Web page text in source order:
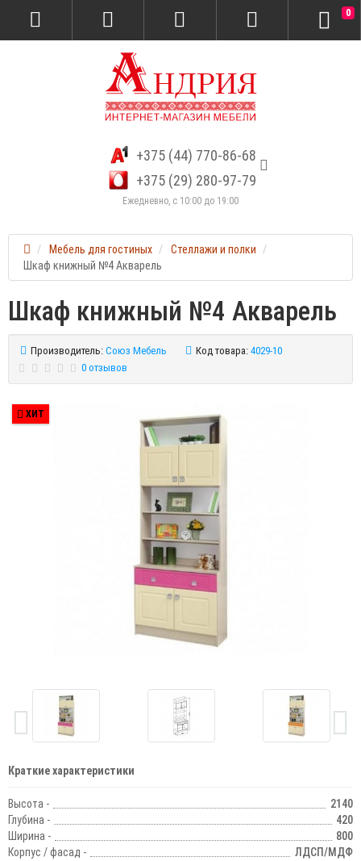
+375 (44) 770-86-68
+375 (29) 280-97-79
Ежедневно, с 10:00 до 19:00
0
Мебель для гостиных
Стеллажи и полки
Шкаф книжный №4 Акварель
Шкаф книжный №4 Акварель
Производитель: Союз Мебель Код товара: 4029-10
0 отзывов
ХИТ
Краткие характеристики
Высота -
2140
Глубина -
420
Ширина -
800
Корпус / фасад -
ЛДСП/МДФ